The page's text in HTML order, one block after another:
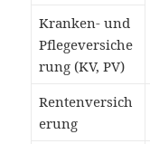
Kranken- und
Pflegeversiche
rung (KV, PV)
Rentenversich
erung